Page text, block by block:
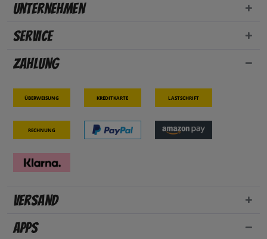
Unternehmen
Service
Zahlung
Überweisung Kreditkarte Lastschrift
Rechnung
Versand
Apps